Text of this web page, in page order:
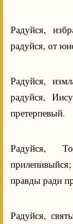
Радуйся,
радуйся, от
Радуйся,
радуйся,
претерпевый.
Радуйся,
правды ради
Радуйся,